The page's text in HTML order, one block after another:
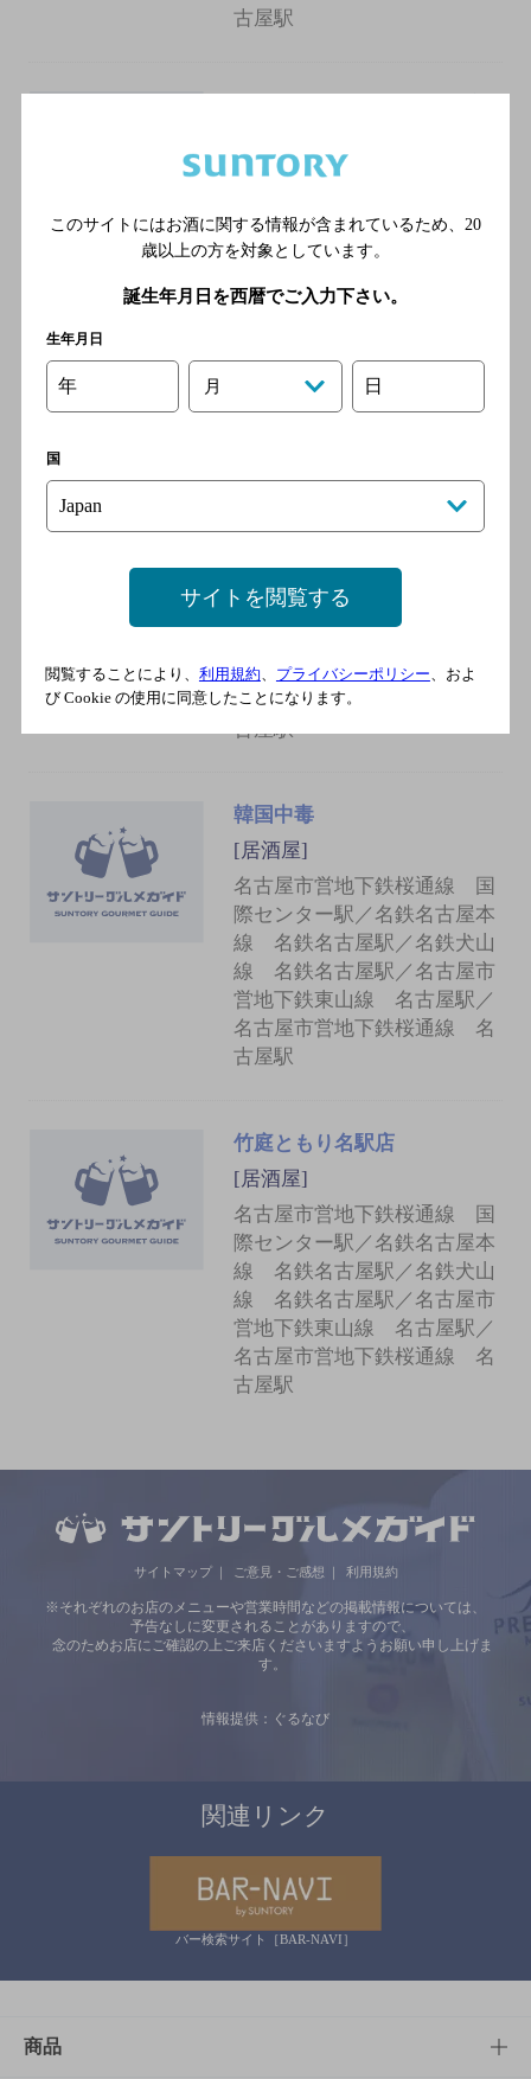
古屋駅
[居酒屋]
際センター駅／名鉄犬山線
名鉄名古屋駅／名鉄名古屋本
線 名鉄名古屋駅／名古屋市
粋名古屋名駅店
際センター駅／名鉄名古屋本
線 名鉄名古屋駅／名鉄犬山
営地下鉄桜通線 名古屋駅／
名古屋市営地下鉄東山線 名
古屋駅
韓国中毒
[居酒屋]
名古屋市営地下鉄桜通線 国
際センター駅／名鉄名古屋本
線 名鉄名古屋駅／名鉄犬山
線 名鉄名古屋駅／名古屋市
営地下鉄東山線 名古屋駅／
名古屋市営地下鉄桜通線 名
古屋駅
竹庭ともり名駅店
[居酒屋]
名古屋市営地下鉄桜通線 国
際センター駅／名鉄名古屋本
線 名鉄名古屋駅／名鉄犬山
線 名鉄名古屋駅／名古屋市
営地下鉄東山線 名古屋駅／
名古屋市営地下鉄桜通線 名
古屋駅
サイトマップ ご意見・ご感想 利用規約
※それぞれのお店のメニューや営業時間などの掲載情報については、
予告なしに変更されることがありますので、
念のためお店にご確認の上ご来店くださいますようお願い申し上げま
す。
情報提供：ぐるなび
関連リンク
バー検索サイト［BAR-NAVI］
商品
このサイトにはお酒に関する情報が含まれているため、 20
歳以上の方を対象としています。
誕生年月日を西暦でご入力下さい。
生年月日
年 月 日
国
サイトを閲覧する
閲覧することにより、 利用規約 プライバシーポリシー 、およ
び Cookie の使用に同意したことになります。